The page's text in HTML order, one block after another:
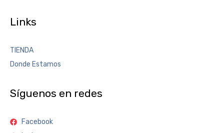
Links
TIENDA
Donde Estamos
Síguenos en redes
Facebook